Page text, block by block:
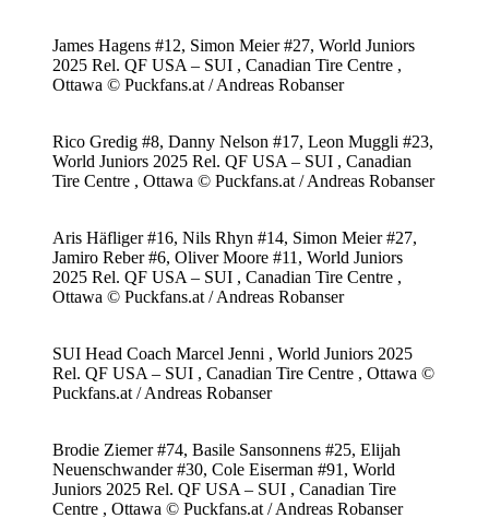
James Hagens #12, Simon Meier #27, World Juniors
2025 Rel. QF USA – SUI , Canadian Tire Centre ,
Ottawa © Puckfans.at / Andreas Robanser
Rico Gredig #8, Danny Nelson #17, Leon Muggli #23,
World Juniors 2025 Rel. QF USA – SUI , Canadian
Tire Centre , Ottawa © Puckfans.at / Andreas Robanser
Aris Häfliger #16, Nils Rhyn #14, Simon Meier #27,
Jamiro Reber #6, Oliver Moore #11, World Juniors
2025 Rel. QF USA – SUI , Canadian Tire Centre ,
Ottawa © Puckfans.at / Andreas Robanser
SUI Head Coach Marcel Jenni , World Juniors 2025
Rel. QF USA – SUI , Canadian Tire Centre , Ottawa ©
Puckfans.at / Andreas Robanser
Brodie Ziemer #74, Basile Sansonnens #25, Elijah
Neuenschwander #30, Cole Eiserman #91, World
Juniors 2025 Rel. QF USA – SUI , Canadian Tire
Centre , Ottawa © Puckfans.at / Andreas Robanser